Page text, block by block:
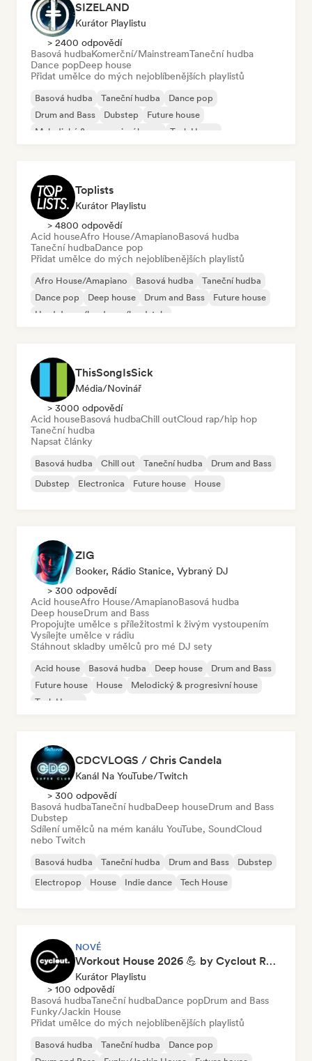
SIZELAND
Kurátor Playlistu
> 2400 odpovědí
Basová hudbaKomerční/MainstreamTaneční hudba
Dance popDeep house
Přidat umělce do mých nejoblíbenějších playlistů
Basová hudba Taneční hudba
Dance pop
Drum and Bass
Dubstep
Future house
Melodický & progresivní house
Tech House
Toplists
Kurátor Playlistu
> 4800 odpovědí
Acid houseAfro House/AmapianoBasová hudba
Taneční hudbaDance pop
Přidat umělce do mých nejoblíbenějších playlistů
Afro House/Amapiano Basová hudba
Taneční hudba
Dance pop
Deep house Drum and Bass
Future house
Hard dance/hardcore/hardstyle
ThisSongIsSick
Média/novinář
> 3000 odpovědí
Acid houseBasová hudbaChill outCloud rap/hip hop
Taneční hudba
Napsat články
Basová hudba Chill out Taneční hudba
Drum and Bass
Dubstep
Electronica Future house House
ZIG
Booker, Rádio Stanice, Vybraný DJ
> 300 odpovědí
Acid houseAfro House/AmapianoBasová hudba
Deep houseDrum and Bass
Propojujte umělce s příležitostmi k živým vystoupením
Vysílejte umělce v rádiu
Stáhnout skladby umělců pro mé DJ sety
Acid house Basová hudba Deep house
Drum and Bass
Future house
House
Melodický & progresivní house
Tech House
CDCVLOGS / Chris Candela
Kanál Na YouTube/Twitch
> 300 odpovědí
Basová hudbaTaneční hudbaDeep houseDrum and Bass
Dubstep
Sdílení umělců na mém kanálu YouTube, SoundCloud
nebo Twitch
Basová hudba Taneční hudba Drum and Bass
Dubstep
Electropop
House Indie dance Tech House
NOVÉ
Workout House 2026 💪 by Cyclout Records
Kurátor Playlistu
> 100 odpovědí
Basová hudbaTaneční hudbaDance popDrum and Bass
Funky/Jackin House
Přidat umělce do mých nejoblíbenějších playlistů
Basová hudba Taneční hudba
Dance pop